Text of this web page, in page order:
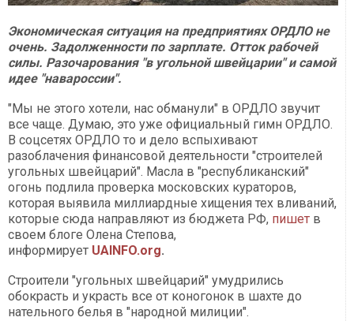
Экономическая ситуация на предприятиях ОРДЛО не
очень. Задолженности по зарплате. Отток рабочей
силы. Разочарования "в угольной швейцарии" и самой
идее "навароссии".
"Мы не этого хотели, нас обманули" в ОРДЛО звучит
все чаще. Думаю, это уже официальный гимн ОРДЛО.
В соцсетях ОРДЛО то и дело вспыхивают
разоблачения финансовой деятельности "строителей
угольных швейцарий". Масла в "республиканский"
огонь подлила проверка московских кураторов,
которая выявила миллиардные хищения тех вливаний,
которые сюда направляют из бюджета РФ, пишет в
своем блоге Олена Степова,
информирует UAINFO.org.
Строители "угольных швейцарий" умудрились
обокрасть и украсть все от коногонок в шахте до
нательного белья в "народной милиции".